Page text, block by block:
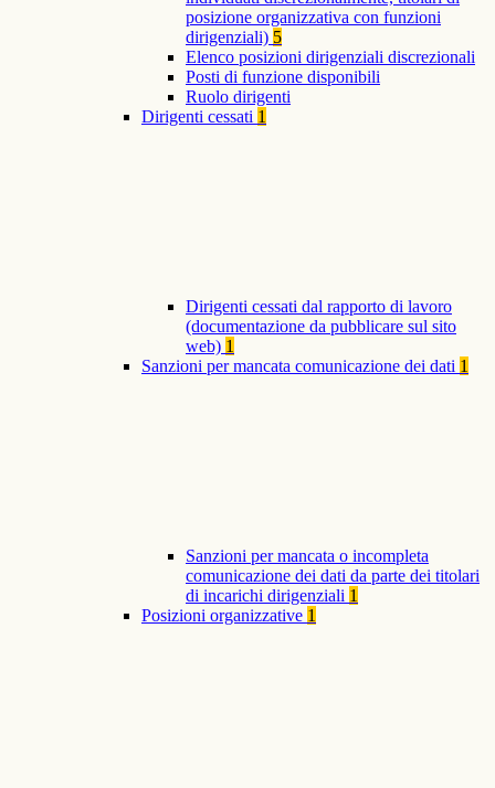
posizione organizzativa con funzioni
dirigenziali) 5
Elenco posizioni dirigenziali discrezionali
Posti di funzione disponibili
Ruolo dirigenti
Dirigenti cessati 1
Dirigenti cessati dal rapporto di lavoro
(documentazione da pubblicare sul sito
web) 1
Sanzioni per mancata comunicazione dei dati 1
Sanzioni per mancata o incompleta
comunicazione dei dati da parte dei titolari
di incarichi dirigenziali 1
Posizioni organizzative 1